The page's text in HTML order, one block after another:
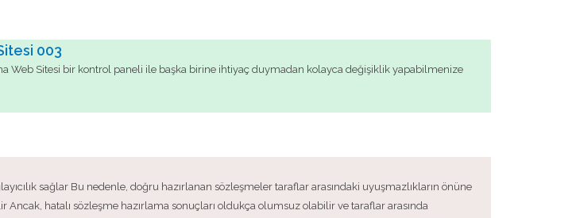
003
Web Sitesi bir kontrol paneli ile başka birine ihtiyaç duymadan kolayca değişiklik yapabilmenize
sağlar Bu nedenle, doğru hazırlanan sözleşmeler taraflar arasındaki uyuşmazlıkların önüne
hatalı sözleşme hazırlama sonuçları oldukça olumsuz olabilir ve taraflar arasında